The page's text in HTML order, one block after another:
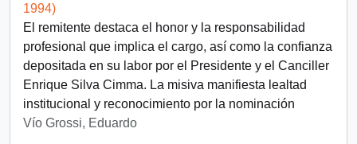
1994)
El remitente destaca el honor y la responsabilidad
profesional que implica el cargo, así como la confianza
depositada en su labor por el Presidente y el Canciller
Enrique Silva Cimma. La misiva manifiesta lealtad
institucional y reconocimiento por la nominación
Vío Grossi, Eduardo